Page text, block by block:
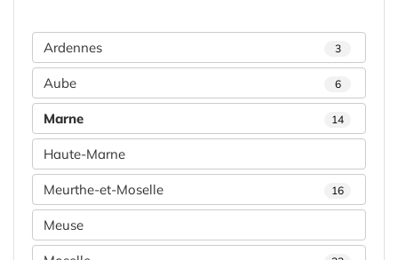
Ardennes 3
Aube 6
Marne 14
Haute-Marne
Meurthe-et-Moselle 16
Meuse